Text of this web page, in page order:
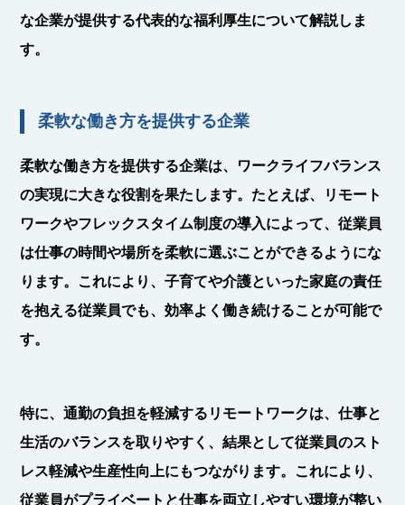
な企業が提供する代表的な福利厚生について解説しま
す。
柔軟な働き方を提供する企業
柔軟な働き方を提供する企業は、ワークライフバランス
の実現に大きな役割を果たします。たとえば、リモート
ワークやフレックスタイム制度の導入によって、従業員
は仕事の時間や場所を柔軟に選ぶことができるようにな
ります。これにより、子育てや介護といった家庭の責任
を抱える従業員でも、効率よく働き続けることが可能で
す。
特に、通勤の負担を軽減するリモートワークは、仕事と
生活のバランスを取りやすく、結果として従業員のスト
レス軽減や生産性向上にもつながります。これにより、
従業員がプライベートと仕事を両立しやすい環境が整い